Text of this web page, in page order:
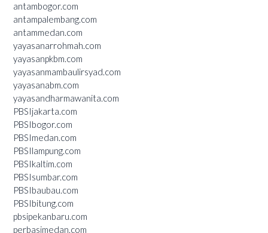
antambogor.com
antampalembang.com
antammedan.com
yayasanarrohmah.com
yayasanpkbm.com
yayasanmambaulirsyad.com
yayasanabm.com
yayasandharmawanita.com
PBSIjakarta.com
PBSIbogor.com
PBSImedan.com
PBSIlampung.com
PBSIkaltim.com
PBSIsumbar.com
PBSIbaubau.com
PBSIbitung.com
pbsipekanbaru.com
perbasimedan.com